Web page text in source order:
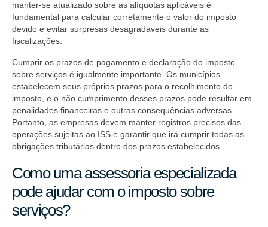
manter-se atualizado sobre as alíquotas aplicáveis ​​é
fundamental para calcular corretamente o valor do imposto
devido e evitar surpresas desagradáveis durante as
fiscalizações.
Cumprir os prazos de pagamento e declaração do imposto
sobre serviços é igualmente importante. Os municípios
estabelecem seus próprios prazos para o recolhimento do
imposto, e o não cumprimento desses prazos pode resultar em
penalidades financeiras e outras consequências adversas.
Portanto, as empresas devem manter registros precisos das
operações sujeitas ao ISS e garantir que irá cumprir todas as
obrigações tributárias dentro dos prazos estabelecidos.
Como uma assessoria especializada
pode ajudar com o imposto sobre
serviços?